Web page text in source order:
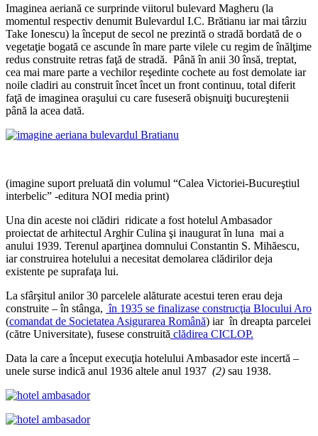
Imaginea aeriană ce surprinde viitorul bulevard Magheru (la
momentul respectiv denumit Bulevardul I.C. Brătianu iar mai târziu
Take Ionescu) la început de secol ne prezintă o stradă bordată de o
vegetaţie bogată ce ascunde în mare parte vilele cu regim de înălţime
redus construite retras faţă de stradă. Până în anii 30 însă, treptat,
cea mai mare parte a vechilor reşedinte cochete au fost demolate iar
noile cladiri au construit încet încet un front continuu, total diferit
faţă de imaginea oraşului cu care fuseseră obişnuiţi bucureştenii
până la acea dată.
(imagine suport preluată din volumul “Calea Victoriei-Bucureştiul
interbelic” -editura NOI media print)
Una din aceste noi clădiri ridicate a fost hotelul Ambasador
proiectat de arhitectul Arghir Culina şi inaugurat în luna mai a
anului 1939. Terenul aparţinea domnului Constantin S. Mihăescu,
iar construirea hotelului a necesitat demolarea clădirilor deja
existente pe suprafaţa lui.
La sfârşitul anilor 30 parcelele alăturate acestui teren erau deja
construite – în stânga, în 1935 se finalizase construcţia Blocului Aro
(comandat de Societatea Asigurarea Română) iar în dreapta parcelei
(către Universitate), fusese construită clădirea CICLOP.
Data la care a început execuţia hotelului Ambasador este incertă –
unele surse indică anul 1936 altele anul 1937 (2) sau 1938.